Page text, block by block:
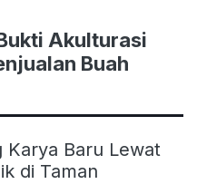
Akulturasi
Buah
Karya Baru Lewat
di Taman